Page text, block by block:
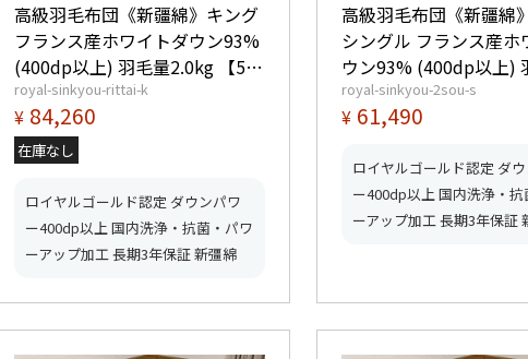
高級羽毛布団《新疆綿》キング
フランス産ホワイトダウン93%
(400dp以上) 羽毛量2.0kg 【5つ
星ロイヤルゴールド取得】【グ
ッドふとんマーク取得】
royal-sinkyou-rittai-k
¥ 84,260
在庫なし
ロイヤルゴールド認定 ダウンパワ
ー400dp以上 国内洗浄・抗菌・パワ
ーアップ加工 長期3年保証 新彊綿
高級羽毛布団《新疆綿
シングル フランス産ホ
ウン93% (400dp以上)
1.4kg 【5つ星ロイヤルゴールド
取得】【グッドふとん
royal-sinkyou-2sou-s
¥ 61,490
ロイヤルゴールド認定 ダ
ー400dp以上 国内洗浄・抗
ーアップ加工 長期3年保証